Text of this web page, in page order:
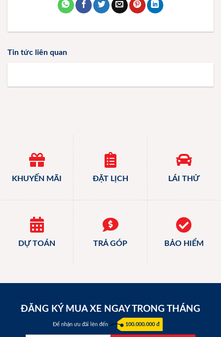
Tin tức liên quan
KHUYẾN MÃI ĐẶT LỊCH LÁI THỬ
DỰ TOÁN TRẢ GÓP BẢO HIỂM
ĐĂNG KÝ MUA XE NGAY TRONG THÁNG
Để nhận ưu đãi lên đến 100.000.000 đ